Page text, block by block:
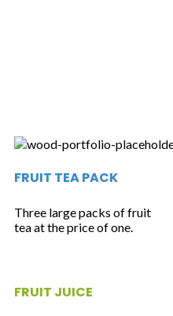
FRUIT TEA PACK
Three large packs of fruit
tea at the price of one.
FRUIT JUICE